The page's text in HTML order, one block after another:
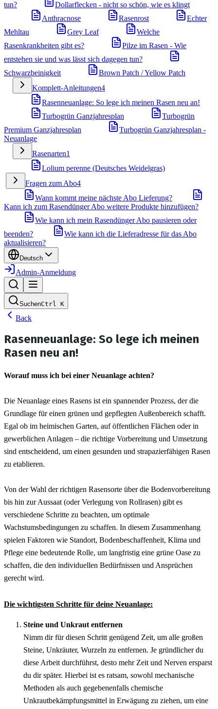
tun?
Dollarflecken - nicht so schön, wie es klingt
Anthracnose
Rasenrost
Echter
Mehltau
Grey Leaf
Welche
Rasenkrankheiten gibt es?
Pilze im Rasen - Wie
entstehen sie und was lässt sich dagegen tun?
Schwarzbeinigkeit
Brown Patch / Yellow Patch
Komplett-Anleitungen4
Rasenneuanlage: So lege ich meinen Rasen neu an!
Turbogrün Ganzjahresplan
Turbogrün
Premium Ganzjahresplan
Turbogrün Ganzjahresplan -
Neuanlage
Rasenarten1
Lolium perenne (Deutsches Weidelgras)
Fragen zum Abo4
Wann kommt meine nächste Abo Lieferung?
Kann ich zum Rasendünger Abo weitere Produkte hinzufügen?
Wie kann ich mein Rasendünger Abo pausieren oder
beenden?
Wie kann ich die Lieferadresse für das Abo
aktualisieren?
Deutsch
Admin-Anmeldung
SuchenCtrl K
Back
Rasenneuanlage: So lege ich meinen
Rasen neu an!
Worauf muss ich bei einer Neuanlage achten?
Die Neuanlage eines Rasens ist ein spannender Prozess, der die
Grundlage für einen grünen und gepflegten Außenbereich schafft.
Egal ob im heimischen Garten, auf öffentlichen Flächen oder in
gewerblichen Anlagen – die richtige Vorbereitung und Umsetzung
sind entscheidend, um einen gesunden und strapazierfähigen Rasen
zu etablieren.
Von der Wahl der richtigen Rasensorte über die Bodenvorbereitung
bis hin zur Aussaat (oder Verlegung von Rollrasen) gibt es
verschiedene Schritte zu beachten, um optimale
Wachstumsbedingungen zu schaffen. In diesem Zusammenhang
spielen Faktoren wie Standort, Bodenbeschaffenheit, Klima und
Pflege eine bedeutende Rolle, um langfristig eine grüne Oase zu
schaffen, die den individuellen Bedürfnissen und Ansprüchen
gerecht wird.
Die wichtigsten Schritte für deine Neuanlage:
Steine und Unkraut entfernen
Nimm dir für diesen Schritt genügend Zeit, um alle großen
Steine, Unkräuter, Wurzeln zu entfernen. Je gründlicher du
diese Arbeit durchführst, desto mehr Zeit und Nerven ersparst
du dir später. Hierbei ist es ratsam, sowohl mechanische
Methoden als auch gegebenenfalls chemische
Unkrautbekämpfungsmittel in Erwägung zu ziehen, um eine